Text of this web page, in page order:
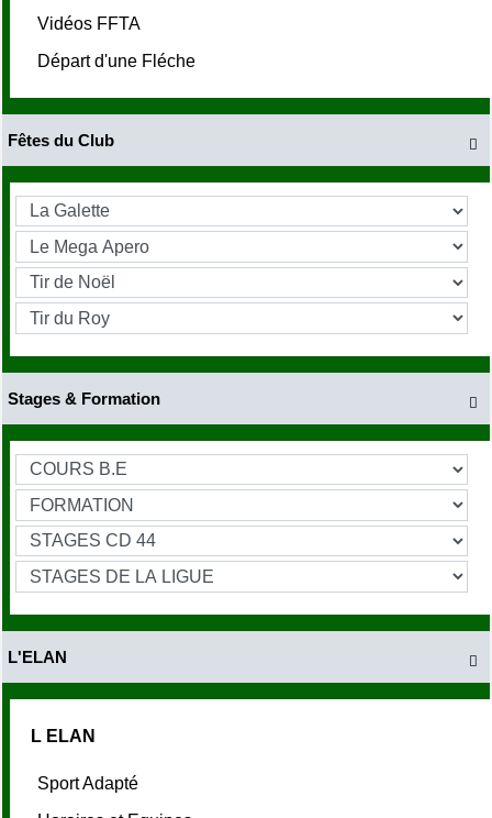
Vidéos FFTA
Départ d'une Fléche

Fêtes du Club

Stages & Formation

L'ELAN
L ELAN
Sport Adapté